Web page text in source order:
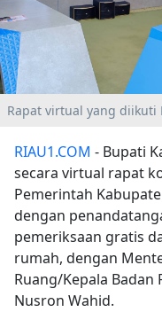
Rapat virtual yang diikuti
RIAU1.COM - Bupati
secara virtual rapat
Pemerintah
dengan
pemeriksaan gratis
rumah, dengan
Ruang/Kepala Badan
Nusron Wahid.